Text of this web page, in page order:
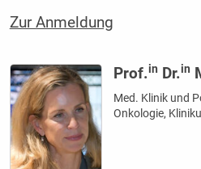
Zur Anmeldung
Prof.in Dr.in
Med. Klinik und
Onkologie,